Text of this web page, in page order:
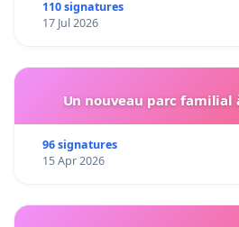
110 signatures
17 Jul 2026
Un nouveau parc familial
96 signatures
15 Apr 2026